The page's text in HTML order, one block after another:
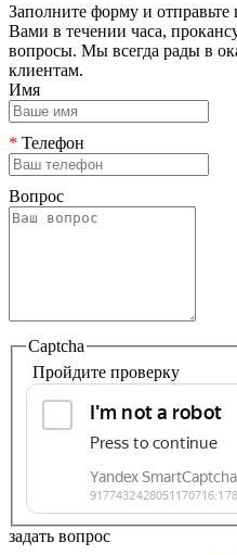
Заполните форму и
Вами в течении часа,
вопросы. Мы всегда рады в
клиентам.
Имя
* Телефон
Вопрос
Captcha
Пройдите проверку
задать вопрос